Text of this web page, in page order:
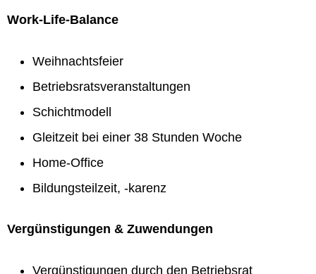
Work-Life-Balance
Weihnachtsfeier
Betriebsratsveranstaltungen
Schichtmodell
Gleitzeit bei einer 38 Stunden Woche
Home-Office
Bildungsteilzeit, -karenz
Vergünstigungen & Zuwendungen
Vergünstigungen durch den Betriebsrat